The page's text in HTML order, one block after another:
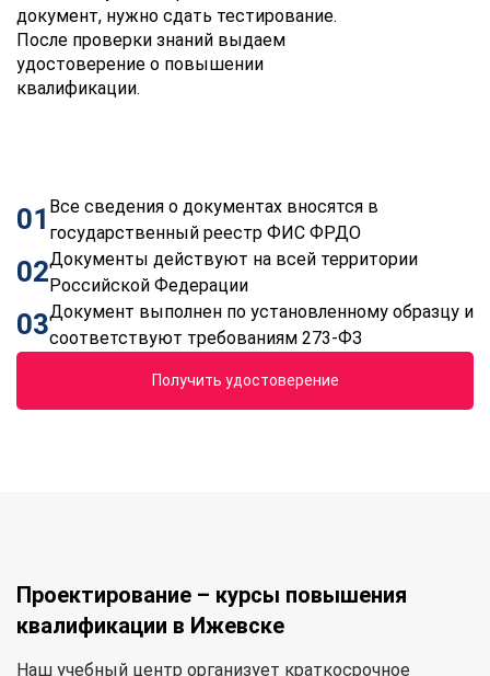
документ, нужно сдать тестирование.
После проверки знаний выдаем
удостоверение о повышении
квалификации.
01 Все сведения о документах вносятся в
государственный реестр ФИС ФРДО
02Документы действуют на всей территории
Российской Федерации
03Документ выполнен по установленному образцу и
соответствуют требованиям 273-ФЗ
Получить удостоверение
Проектирование – курсы повышения
квалификации в Ижевске
Наш учебный центр организует краткосрочное